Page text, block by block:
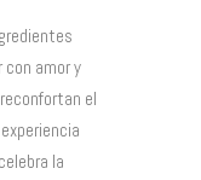
amor y
el
la